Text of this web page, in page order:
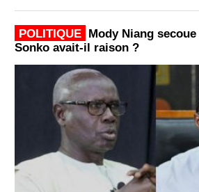
POLITIQUE
Mody Niang
Sonko avait-il raison ?